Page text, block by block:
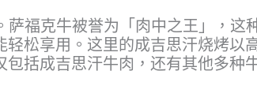
福克牛被誉为「肉中之王」，这
松享用。这里的成吉思汗烧烤以
括成吉思汗牛肉，还有其他多种